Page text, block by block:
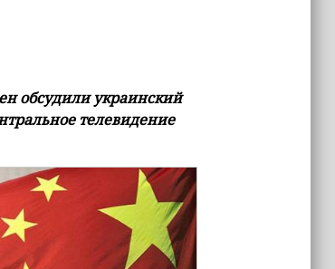
обсудили украинский
телевидение